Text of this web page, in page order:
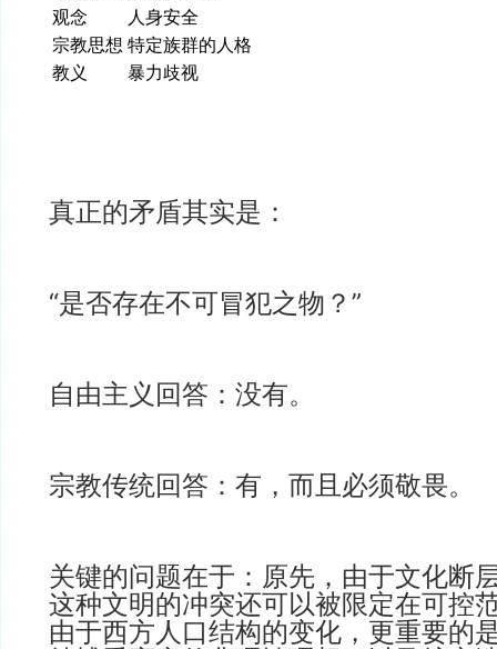
观念
人身安全
宗教思想 特定族群的人格
教义
暴力歧视
真正的矛盾其实是：
“是否存在不可冒犯之物？”
自由主义回答：没有。
宗教传统回答：有，而且必须敬畏。
关键的问题在于：原先，由于文化断
这种文明的冲突还可以被限定在可控
由于西方人口结构的变化，更重要的